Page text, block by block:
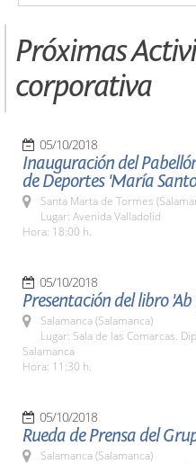
Próximas
corporativa
05/10/2018
Inauguración del
de Deportes 'María
Santa Marta de Tormes
Lugar: Avenida Valladolid
Hora: 18:00 h.
05/10/2018
Presentación del libro
Salamanca (Salamanca)
Lugar: Sala de las Comarcas.
Salamanca
Hora: 11:30 h.
05/10/2018
Rueda de Prensa del
Salamanca (Salamanca)